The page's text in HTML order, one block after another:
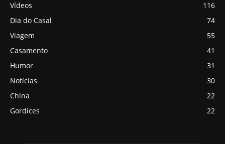
Vídeos
116
Dia do Casal
74
Viagem
55
Casamento
41
Humor
31
Notícias
30
China
22
Gordices
22